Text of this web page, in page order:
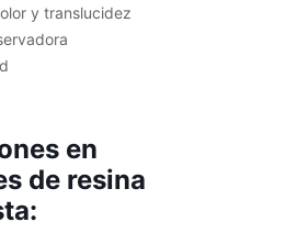
y translucidez
en
de resina